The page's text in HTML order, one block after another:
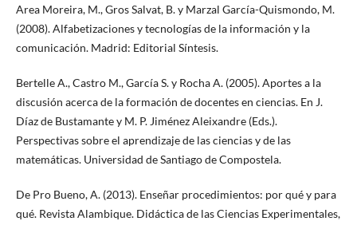
Area Moreira, M., Gros Salvat, B. y Marzal García-Quismondo, M.
(2008). Alfabetizaciones y tecnologías de la información y la
comunicación. Madrid: Editorial Síntesis.
Bertelle A., Castro M., García S. y Rocha A. (2005). Aportes a la
discusión acerca de la formación de docentes en ciencias. En J.
Díaz de Bustamante y M. P. Jiménez Aleixandre (Eds.).
Perspectivas sobre el aprendizaje de las ciencias y de las
matemáticas. Universidad de Santiago de Compostela.
De Pro Bueno, A. (2013). Enseñar procedimientos: por qué y para
qué. Revista Alambique. Didáctica de las Ciencias Experimentales,